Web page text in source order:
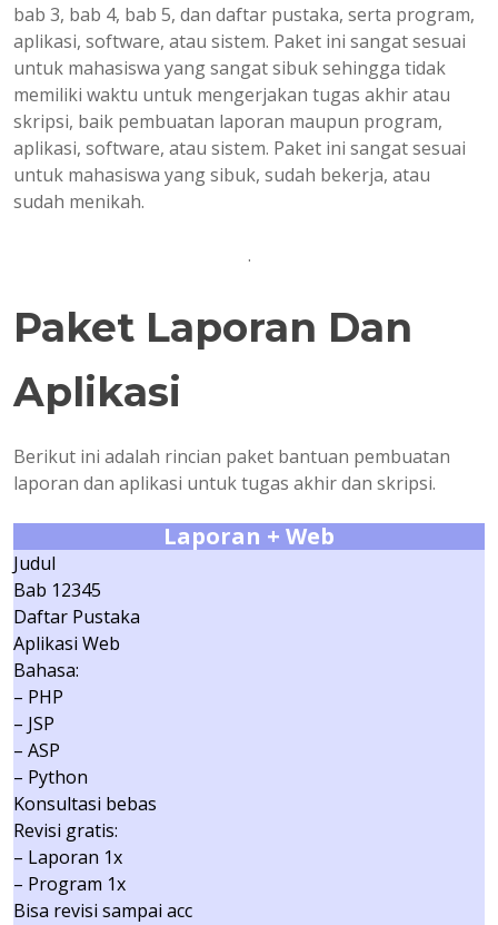
bab 3, bab 4, bab 5, dan daftar pustaka, serta program,
aplikasi, software, atau sistem. Paket ini sangat sesuai
untuk mahasiswa yang sangat sibuk sehingga tidak
memiliki waktu untuk mengerjakan tugas akhir atau
skripsi, baik pembuatan laporan maupun program,
aplikasi, software, atau sistem. Paket ini sangat sesuai
untuk mahasiswa yang sibuk, sudah bekerja, atau
sudah menikah.
.
Paket Laporan Dan
Aplikasi
Berikut ini adalah rincian paket bantuan pembuatan
laporan dan aplikasi untuk tugas akhir dan skripsi.
Laporan + Web
Judul
Bab 12345
Daftar Pustaka
Aplikasi Web
Bahasa:
– PHP
– JSP
– ASP
– Python
Konsultasi bebas
Revisi gratis:
– Laporan 1x
– Program 1x
Bisa revisi sampai acc